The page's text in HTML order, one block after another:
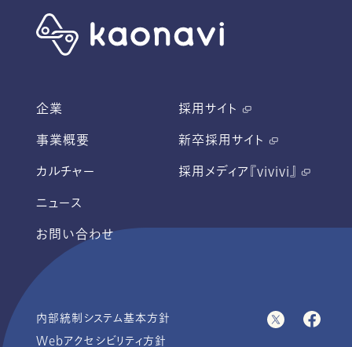
企業
事業概要
カルチャー
ニュース
お問い合わせ
採用サイト
新卒採用サイト
採用メディア『vivivi』
内部統制システム基本方針
Webアクセシビリティ方針